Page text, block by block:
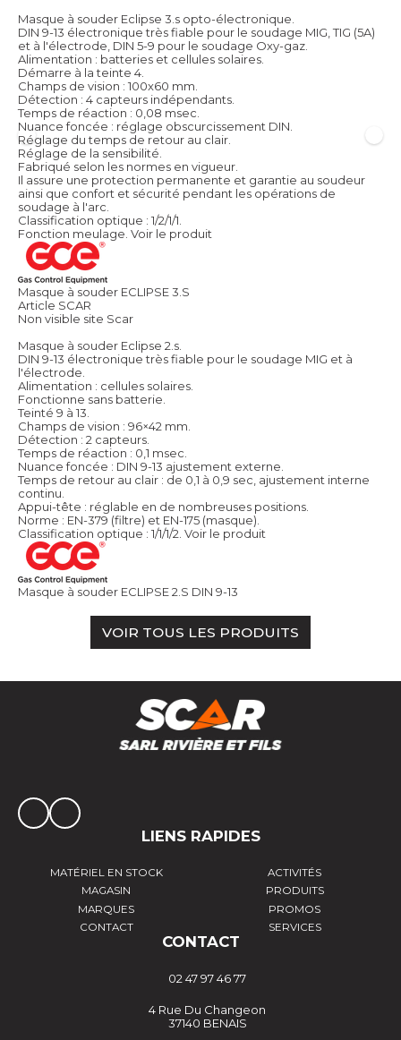
Masque à souder Eclipse 3.s opto-électronique.
DIN 9-13 électronique très fiable pour le soudage MIG, TIG (5A)
et à l'électrode, DIN 5-9 pour le soudage Oxy-gaz.
Alimentation : batteries et cellules solaires.
Démarre à la teinte 4.
Champs de vision : 100x60 mm.
Détection : 4 capteurs indépendants.
Temps de réaction : 0,08 msec.
Nuance foncée : réglage obscurcissement DIN.
Réglage du temps de retour au clair.
Réglage de la sensibilité.
Fabriqué selon les normes en vigueur.
Il assure une protection permanente et garantie au soudeur
ainsi que confort et sécurité pendant les opérations de
soudage à l'arc.
Classification optique : 1/2/1/1.
Fonction meulage. Voir le produit
Masque à souder ECLIPSE 3.S
Article SCAR
Non visible site Scar
Masque à souder Eclipse 2.s.
DIN 9-13 électronique très fiable pour le soudage MIG et à
l'électrode.
Alimentation : cellules solaires.
Fonctionne sans batterie.
Teinté 9 à 13.
Champs de vision : 96×42 mm.
Détection : 2 capteurs.
Temps de réaction : 0,1 msec.
Nuance foncée : DIN 9-13 ajustement externe.
Temps de retour au clair : de 0,1 à 0,9 sec, ajustement interne
continu.
Appui-tête : réglable en de nombreuses positions.
Norme : EN-379 (filtre) et EN-175 (masque).
Classification optique : 1/1/1/2. Voir le produit
Masque à souder ECLIPSE 2.S DIN 9-13
VOIR TOUS LES PRODUITS
LIENS RAPIDES
MATÉRIEL EN STOCK
ACTIVITÉS
MAGASIN
PRODUITS
MARQUES
PROMOS
CONTACT
SERVICES
CONTACT
02 47 97 46 77
4 Rue Du Changeon
37140 BENAIS